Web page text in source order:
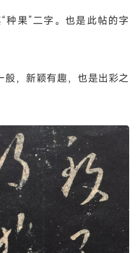
种果”二字。也是此帖的字
般，新颖有趣，也是出彩之